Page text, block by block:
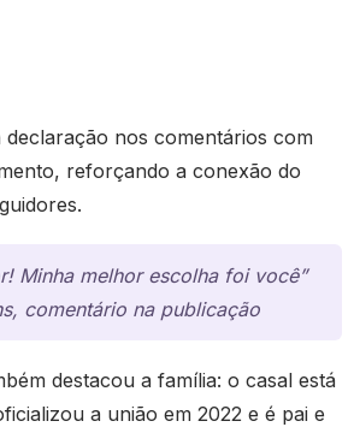
nos comentários com
reforçando a conexão do
Minha melhor escolha foi você”
comentário na publicação
destacou a família: o casal está
a união em 2022 e é pai e